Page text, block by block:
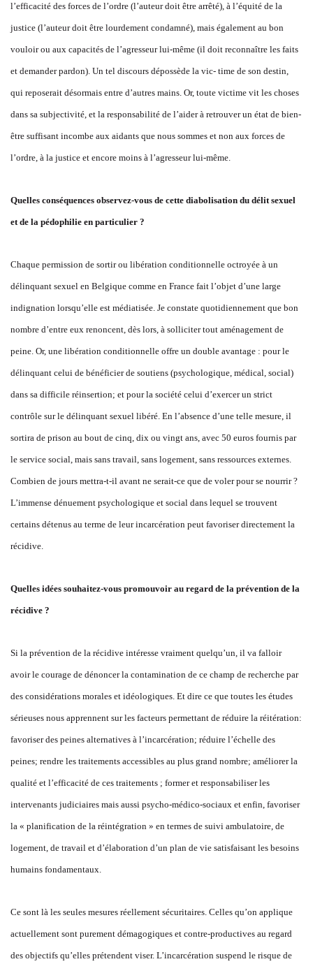
l’efficacité des forces de l’ordre (l’auteur doit être arrêté), à l’équité de la
justice (l’auteur doit être lourdement condamné), mais également au bon
vouloir ou aux capacités de l’agresseur lui-même (il doit reconnaître les faits
et demander pardon). Un tel discours dépossède la vic- time de son destin,
qui reposerait désormais entre d’autres mains. Or, toute victime vit les choses
dans sa subjectivité, et la responsabilité de l’aider à retrouver un état de bien-
être suffisant incombe aux aidants que nous sommes et non aux forces de
l’ordre, à la justice et encore moins à l’agresseur lui-même.
Quelles conséquences observez-vous de cette diabolisation du délit sexuel
et de la pédophilie en particulier ?
Chaque permission de sortir ou libération conditionnelle octroyée à un
délinquant sexuel en Belgique comme en France fait l’objet d’une large
indignation lorsqu’elle est médiatisée. Je constate quotidiennement que bon
nombre d’entre eux renoncent, dès lors, à solliciter tout aménagement de
peine. Or, une libération conditionnelle offre un double avantage : pour le
délinquant celui de bénéficier de soutiens (psychologique, médical, social)
dans sa difficile réinsertion; et pour la société celui d’exercer un strict
contrôle sur le délinquant sexuel libéré. En l’absence d’une telle mesure, il
sortira de prison au bout de cinq, dix ou vingt ans, avec 50 euros fournis par
le service social, mais sans travail, sans logement, sans ressources externes.
Combien de jours mettra-t-il avant ne serait-ce que de voler pour se nourrir ?
L’immense dénuement psychologique et social dans lequel se trouvent
certains détenus au terme de leur incarcération peut favoriser directement la
récidive.
Quelles idées souhaitez-vous promouvoir au regard de la prévention de la
récidive ?
Si la prévention de la récidive intéresse vraiment quelqu’un, il va falloir
avoir le courage de dénoncer la contamination de ce champ de recherche par
des considérations morales et idéologiques. Et dire ce que toutes les études
sérieuses nous apprennent sur les facteurs permettant de réduire la réitération:
favoriser des peines alternatives à l’incarcération; réduire l’échelle des
peines; rendre les traitements accessibles au plus grand nombre; améliorer la
qualité et l’efficacité de ces traitements ; former et responsabiliser les
intervenants judiciaires mais aussi psycho-médico-sociaux et enfin, favoriser
la « planification de la réintégration » en termes de suivi ambulatoire, de
logement, de travail et d’élaboration d’un plan de vie satisfaisant les besoins
humains fondamentaux.
Ce sont là les seules mesures réellement sécuritaires. Celles qu’on applique
actuellement sont purement démagogiques et contre-productives au regard
des objectifs qu’elles prétendent viser. L’incarcération suspend le risque de